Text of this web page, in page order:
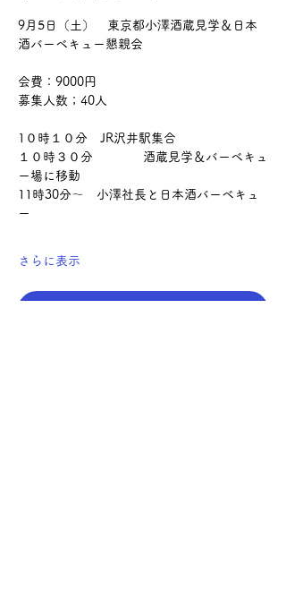
9月5日（土）　東京都小澤酒蔵見学＆日本
酒バーベキュー懇親会
会費：9000円
募集人数；40人
1０時１０分　JR沢井駅集合
１０時３０分　　　　酒蔵見学＆バーベキュ
ー場に移動
11時30分～　小澤社長と日本酒バーベキュ
ー
さらに表示